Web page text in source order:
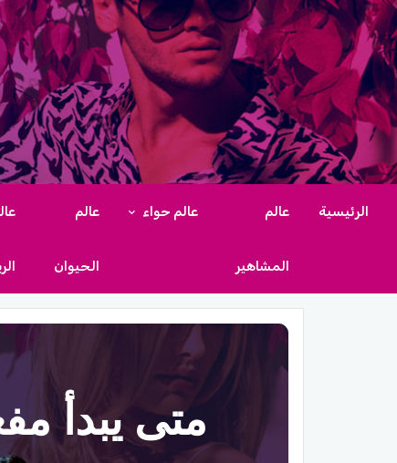
الرئيسية عالم
المشاهير
عالم حواء عالم
الحيوان
متى يبدأ